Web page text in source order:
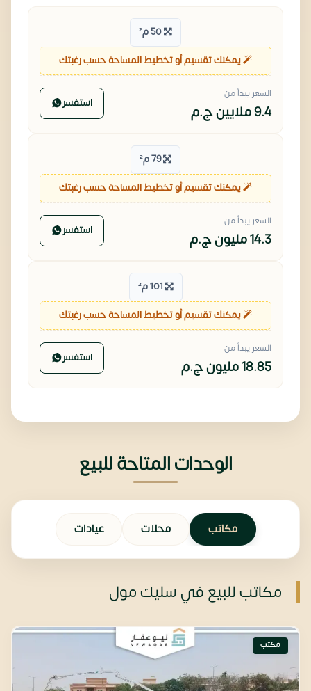
يمكنك تقسيم أو تخطيط المساحة حسب رغبتك
السعر يبدأ من
9.4 ملايين ج.م استفسر
79 م²
يمكنك تقسيم أو تخطيط المساحة حسب رغبتك
السعر يبدأ من
14.3 مليون ج.م استفسر
يمكنك تقسيم أو تخطيط المساحة حسب رغبتك
السعر يبدأ من
18.85 مليون ج.م استفسر
الوحدات المتاحة للبيع
مكاتب محلات عيادات
مكاتب للبيع في سليك مول
مكتب